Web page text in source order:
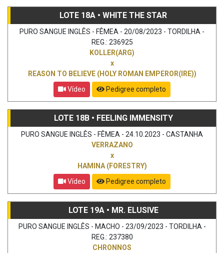
LOTE 18A • WHITE THE STAR
PURO SANGUE INGLÊS - FÊMEA - 20/08/2023 - TORDILHA -
REG.: 236925
KOLLER(ARG)
x
REASON TO BELIEVE (HOLY ROMAN EMPEROR(IRE))
Vídeo
Pedigree completo
LOTE 18B • FEELING IMMENSITY
PURO SANGUE INGLÊS - FÊMEA - 24.10.2023 - CASTANHA
VERRAZANO
x
HAMINA (FORESTRY)
Vídeo
Pedigree completo
LOTE 19A • MR. ELUSIVE
PURO SANGUE INGLÊS - MACHO - 23/09/2023 - TORDILHA -
REG.: 237380
CHRONNOS